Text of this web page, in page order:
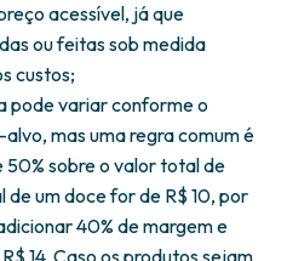
acessível, já que
ou feitas sob medida
custos;
pode variar conforme o
mas uma regra comum é
50% sobre o valor total de
de um doce for de R$ 10, por
40% de margem e